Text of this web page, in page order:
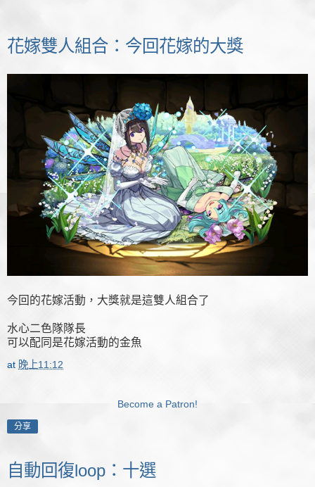
花嫁雙人組合：今回花嫁的大獎
今回的花嫁活動，大獎就是這雙人組合了
水心二色隊隊長
可以配同是花嫁活動的金魚
at 晚上11:12
Become a Patron!
分享
自動回復loop：十選